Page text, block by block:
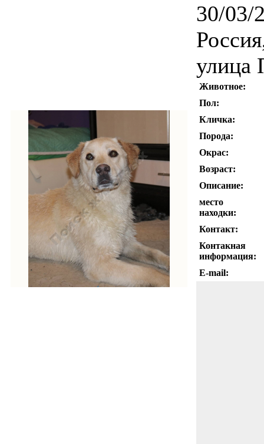
30/03/
улица
Животное:
Пол:
Кличка:
Порода:
Окрас:
Возраст:
Описание:
место
находки:
Контакт:
Контакная
информация:
E-mail: